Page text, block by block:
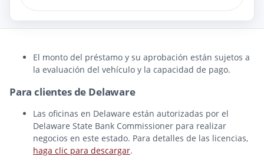
El monto del préstamo y su aprobación están sujetos a
la evaluación del vehículo y la capacidad de pago.
Para clientes de Delaware
Las oficinas en Delaware están autorizadas por el
Delaware State Bank Commissioner para realizar
negocios en este estado. Para detalles de las licencias,
haga clic para descargar.